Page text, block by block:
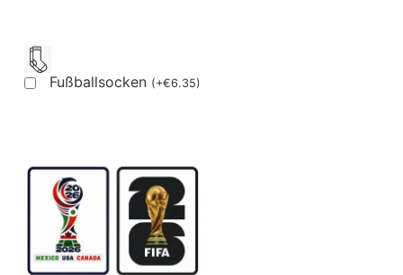
Fußballsocken (+€6.35)